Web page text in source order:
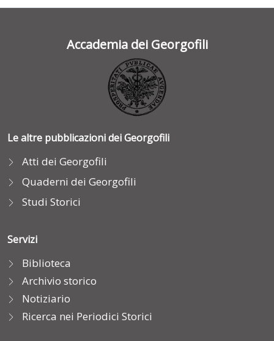
Accademia dei Georgofili
Le altre pubblicazioni dei Georgofili
Atti dei Georgofili
Quaderni dei Georgofili
Studi Storici
Servizi
Biblioteca
Archivio storico
Notiziario
Ricerca nei Periodici Storici